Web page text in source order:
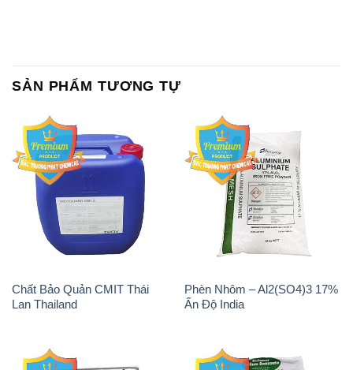
SẢN PHẨM TƯƠNG TỰ
Chất Bảo Quản CMIT Thái
Lan Thailand
Phèn Nhôm – Al2(SO4)3 17%
Ấn Độ India